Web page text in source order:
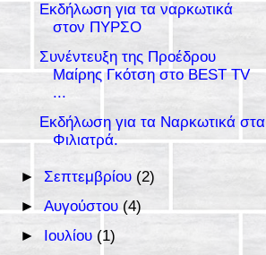
Εκδήλωση για τα ναρκωτικά
στον ΠΥΡΣΟ
Συνέντευξη της Προέδρου
Μαίρης Γκότση στο BEST TV
...
Εκδήλωση για τα Ναρκωτικά στα
Φιλιατρά.
► Σεπτεμβρίου (2)
► Αυγούστου (4)
► Ιουλίου (1)